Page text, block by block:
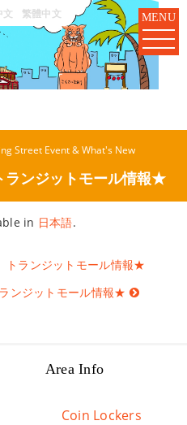
文 繁體中文 MENU
Street Event & What's New
ンジットモール情報★
in 日本語.
ランジットモール情報★
ンジットモール情報★
Area Info
Coin Lockers